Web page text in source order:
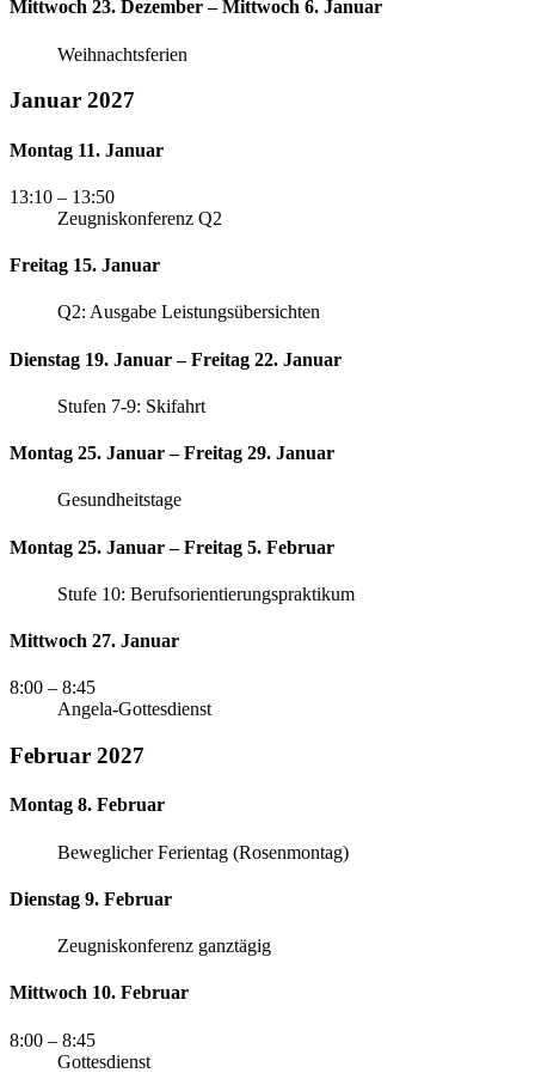
Mittwoch 23. Dezember – Mittwoch 6. Januar
Weihnachtsferien
Januar 2027
Montag 11. Januar
13:10 – 13:50
Zeugniskonferenz Q2
Freitag 15. Januar
Q2: Ausgabe Leistungsübersichten
Dienstag 19. Januar – Freitag 22. Januar
Stufen 7-9: Skifahrt
Montag 25. Januar – Freitag 29. Januar
Gesundheitstage
Montag 25. Januar – Freitag 5. Februar
Stufe 10: Berufsorientierungspraktikum
Mittwoch 27. Januar
8:00 – 8:45
Angela-Gottesdienst
Februar 2027
Montag 8. Februar
Beweglicher Ferientag (Rosenmontag)
Dienstag 9. Februar
Zeugniskonferenz ganztägig
Mittwoch 10. Februar
8:00 – 8:45
Gottesdienst